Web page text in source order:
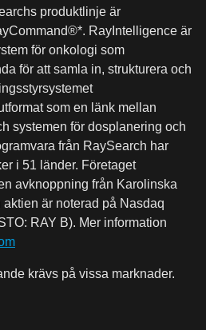
produktlinje är
RayIntelligence är
för onkologi som
för att samla in, strukturera och
som en länk mellan
systemen för dosplanering och
från RaySearch har
i 51 länder. Företaget
avknoppning från Karolinska
aktien är noterad på Nasdaq
RAY B). Mer information
krävs på vissa marknader.